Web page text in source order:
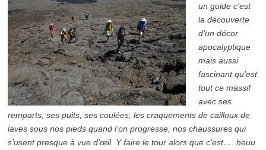
un guide c’est
la découverte
d’un décor
apocalyptique
mais aussi
fascinant qu’est
tout ce massif
avec ses
remparts, ses puits, ses coulées, les craquements de cailloux de
laves sous nos pieds quand l’on progresse, nos chaussures qui
s’usent presque à vue d’œil. Y faire le tour alors que c’est…..heuu